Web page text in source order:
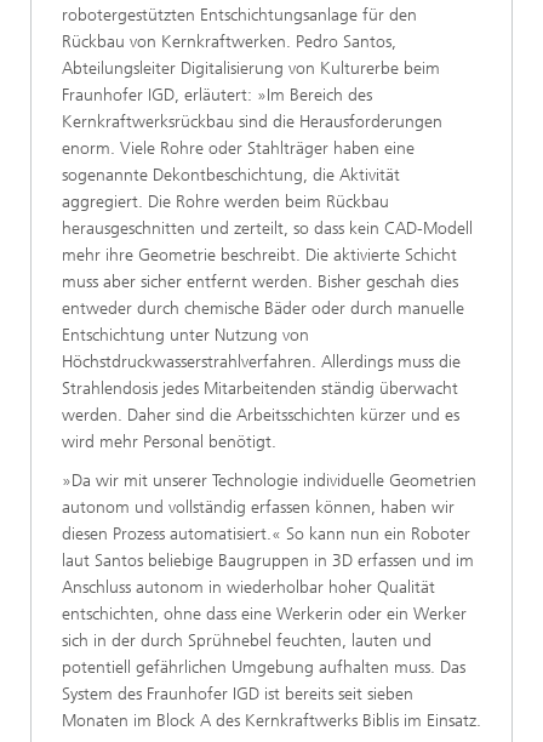
robotergestützten Entschichtungsanlage für den
Rückbau von Kernkraftwerken. Pedro Santos,
Abteilungsleiter Digitalisierung von Kulturerbe beim
Fraunhofer IGD, erläutert: »Im Bereich des
Kernkraftwerksrückbau sind die Herausforderungen
enorm. Viele Rohre oder Stahlträger haben eine
sogenannte Dekontbeschichtung, die Aktivität
aggregiert. Die Rohre werden beim Rückbau
herausgeschnitten und zerteilt, so dass kein CAD-Modell
mehr ihre Geometrie beschreibt. Die aktivierte Schicht
muss aber sicher entfernt werden. Bisher geschah dies
entweder durch chemische Bäder oder durch manuelle
Entschichtung unter Nutzung von
Höchstdruckwasserstrahlverfahren. Allerdings muss die
Strahlendosis jedes Mitarbeitenden ständig überwacht
werden. Daher sind die Arbeitsschichten kürzer und es
wird mehr Personal benötigt.
»Da wir mit unserer Technologie individuelle Geometrien
autonom und vollständig erfassen können, haben wir
diesen Prozess automatisiert.« So kann nun ein Roboter
laut Santos beliebige Baugruppen in 3D erfassen und im
Anschluss autonom in wiederholbar hoher Qualität
entschichten, ohne dass eine Werkerin oder ein Werker
sich in der durch Sprühnebel feuchten, lauten und
potentiell gefährlichen Umgebung aufhalten muss. Das
System des Fraunhofer IGD ist bereits seit sieben
Monaten im Block A des Kernkraftwerks Biblis im Einsatz.